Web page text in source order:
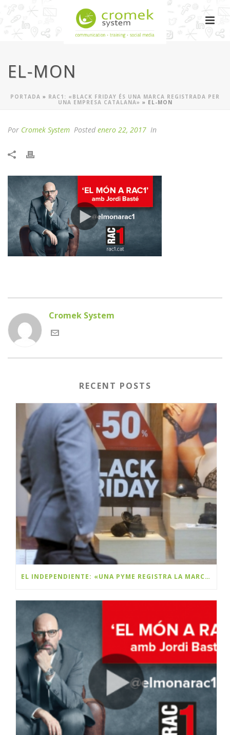
EL-MON
PORTADA » RAC1: «BLACK FRIDAY ÉS UNA MARCA REGISTRADA PER
UNA EMPRESA CATALANA» » EL-MON
Por Cromek System Posted enero 22, 2017 In
Cromek System
RECENT POSTS
EL INDEPENDIENTE: «UNA PYME REGISTRA LA MARCA BLACK FRIDAY Y PLANEA COBRAR DERECHOS A LAS MULTINACIONALES»